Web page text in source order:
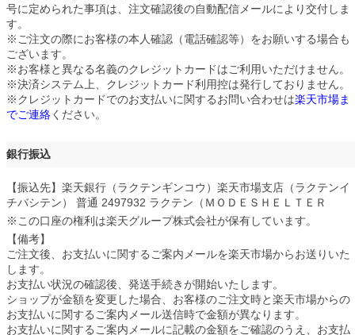
号に定められた事項は、注文確認後の自動配信メールにより交付しま
す。
※ご注文の際にお客様の本人確認（電話確認等）をお願いする場合も
ございます。
※お客様と異なる名義のクレジットカードはご利用いただけません。
※決済システム上、クレジットカード利用控は発行しておりません。
※クレジットカードでのお支払いに関するお問い合わせは楽天市場ま
でご連絡ください。
銀行振込
【振込先】楽天銀行（ラクテンギンコウ）楽天市場支店（ラクテンイ
チバシテン） 普通 2497932 ラクテン（ＭＯＤＥＳＨＥＬＴＥＲ
※この口座の権利は楽天グループ株式会社が保有しています。
【備考】
ご注文後、お支払いに関するご案内メールを楽天市場からお送りいた
します。
お支払い状況の確認後、発送手続きが開始いたします。
ショップが金額を変更した場合、お客様のご注文時と楽天市場からの
お支払いに関するご案内メール送信時で金額が異なります。
お支払いに関するご案内メールに記載の金額をご確認のうえ、お支払